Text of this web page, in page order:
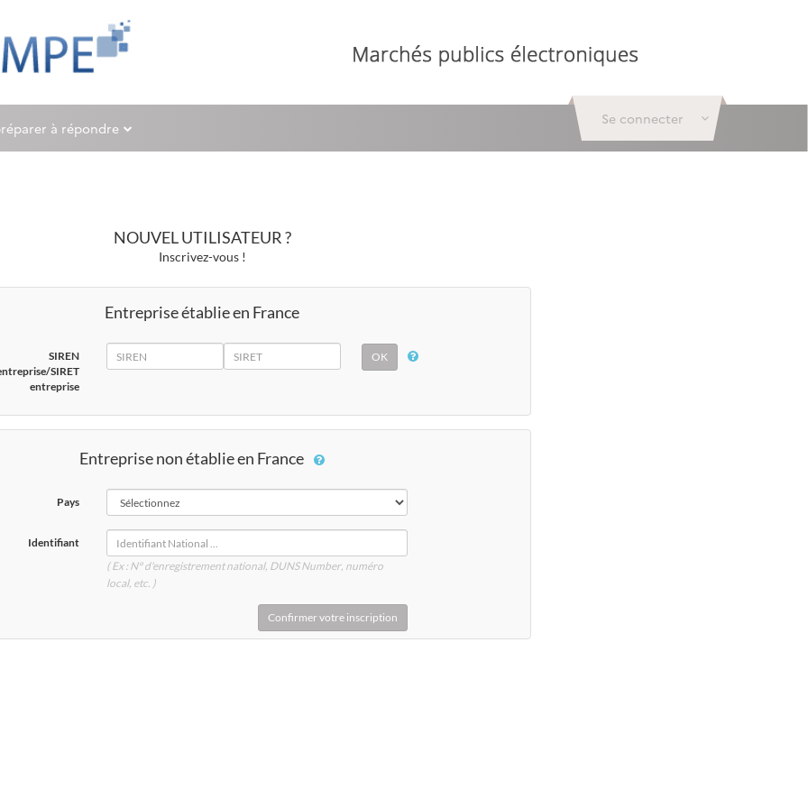
Se connecter
à répondre
NOUVEL UTILISATEUR ?
Inscrivez-vous !
Entreprise établie en France
SIREN
SIRET
entreprise
SIREN
SIRET
Entreprise non établie en France
Pays
Identifiant
( Ex : N° d'enregistrement national, DUNSNumber, numéro
local, etc. )